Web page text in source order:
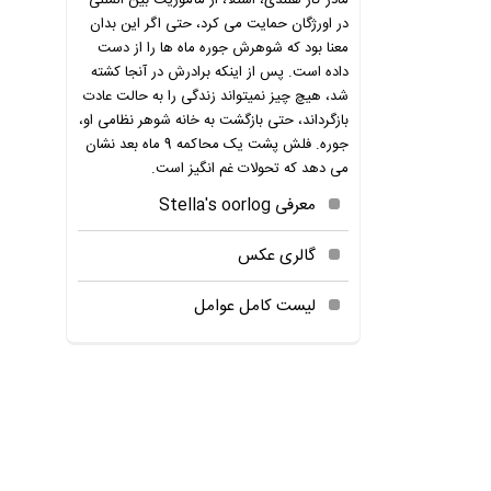
در اورژگان حمایت می کرد، حتی اگر این بدان
معنا بود که شوهرش جوره ماه ها را از دست
داده است. پس از اینکه برادرش در آنجا کشته
شد، هیچ چیز نمیتواند زندگی را به حالت عادت
بازگرداند، حتی بازگشت به خانه شوهر نظامی او،
جوره. فلش پشت یک محاکمه 9 ماه بعد نشان
می دهد که تحولات غم انگیز است.
معرفی Stella's oorlog
گالری عکس
لیست کامل عوامل